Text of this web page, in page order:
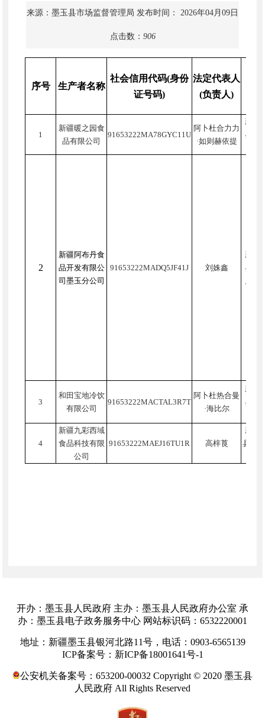
来源：墨玉县市场监督管理局 发布时间： 2026年04月09日
点击数： 906
序号 生产者名称
社会信用代码(身份
证号码)
法定代表人
(负责人)
1
新疆暖之园食
品有限公司
91653222MA78GYC11U
阿卜杜合力力
·如则赫依提
新疆
县芒
2
新疆阿布丹食
品开发有限公
司墨玉分公司
91653222MADQ5JF41J 刘姝鑫
新疆
县现
3
和田宝地冷饮
有限公司
91653222MACTAL3R7T
阿卜杜热合曼
·海比尔
新疆
县托
4
新疆九彩西域
食品科技有限
公司
91653222MAEJ16TU1R 高梓莨
新疆
县扎
开办：墨玉县人民政府 主办：墨玉县人民政府办公室 承
办：墨玉县电子政务服务中心 网站标识码：6532220001
地址：新疆墨玉县银河北路11号，电话：0903-6565139
ICP备案号：新ICP备18001641号-1
公安机关备案号：653200-00032 Copyright © 2020 墨玉县
人民政府 All Rights Reserved